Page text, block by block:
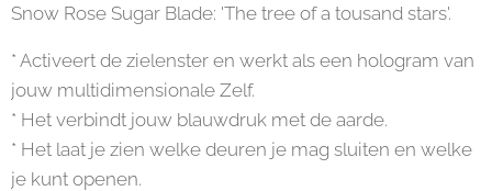
Snow Rose Sugar Blade: 'The tree of a tousand stars'.
* Activeert de zielenster en werkt als een hologram van
jouw multidimensionale Zelf.
* Het verbindt jouw blauwdruk met de aarde.
* Het laat je zien welke deuren je mag sluiten en welke
je kunt openen.